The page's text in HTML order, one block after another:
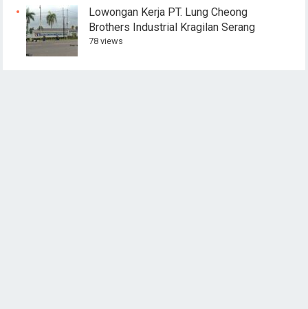
Lowongan Kerja PT. Lung Cheong
Brothers Industrial Kragilan Serang
78 views